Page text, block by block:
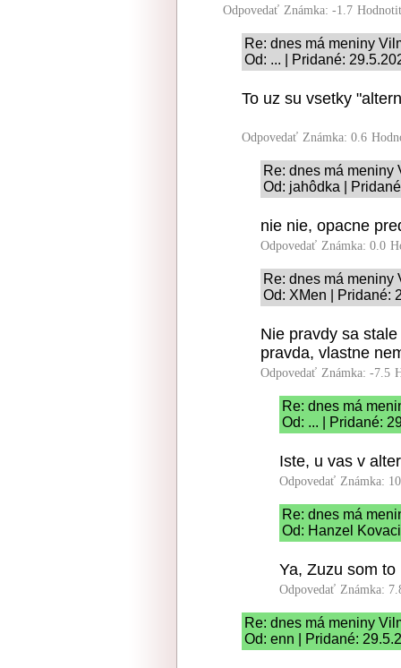
Odpovedať Známka: -1.7
Re: dnes má meniny
Od: ... | Pridané:
To uz su vsetky
Odpovedať Známka: 0.6
Re: dnes má meniny
Od: jahôdka |
nie nie, opacne
Odpovedať Známka: 0.0
Re: dnes má meniny
Od: XMen | Pridané:
Nie pravdy sa
pravda, vlastne
Odpovedať Známka: -7.5
Re: dnes má
Od: ... | Pridané:
Iste, u vas v
Odpovedať Známka:
Re: dnes má
Od: Hanzel
Ya, Zuzu som
Odpovedať Známka:
Re: dnes má meniny
Od: enn | Pridané: